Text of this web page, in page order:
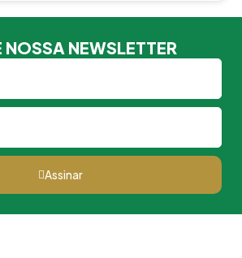
NOSSA NEWSLETTER
Assinar